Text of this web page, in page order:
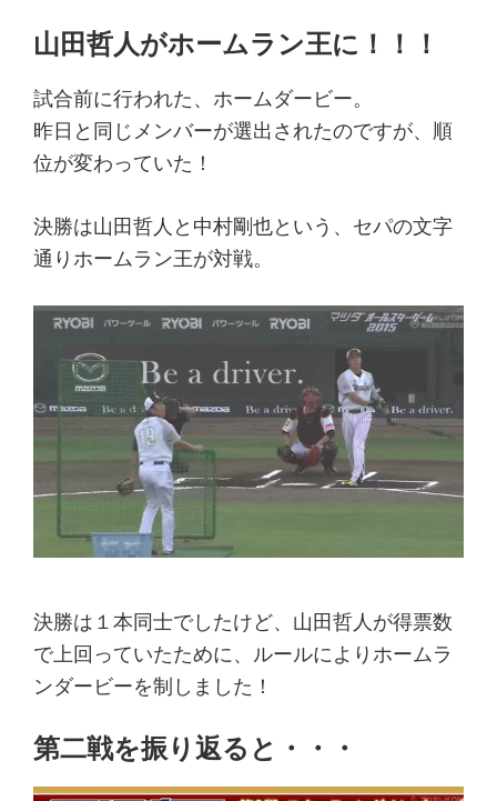
山田哲人がホームラン王に！！！
試合前に行われた、ホームダービー。
昨日と同じメンバーが選出されたのですが、順
位が変わっていた！
決勝は山田哲人と中村剛也という、セパの文字
通りホームラン王が対戦。
決勝は１本同士でしたけど、山田哲人が得票数
で上回っていたために、ルールによりホームラ
ンダービーを制しました！
第二戦を振り返ると・・・